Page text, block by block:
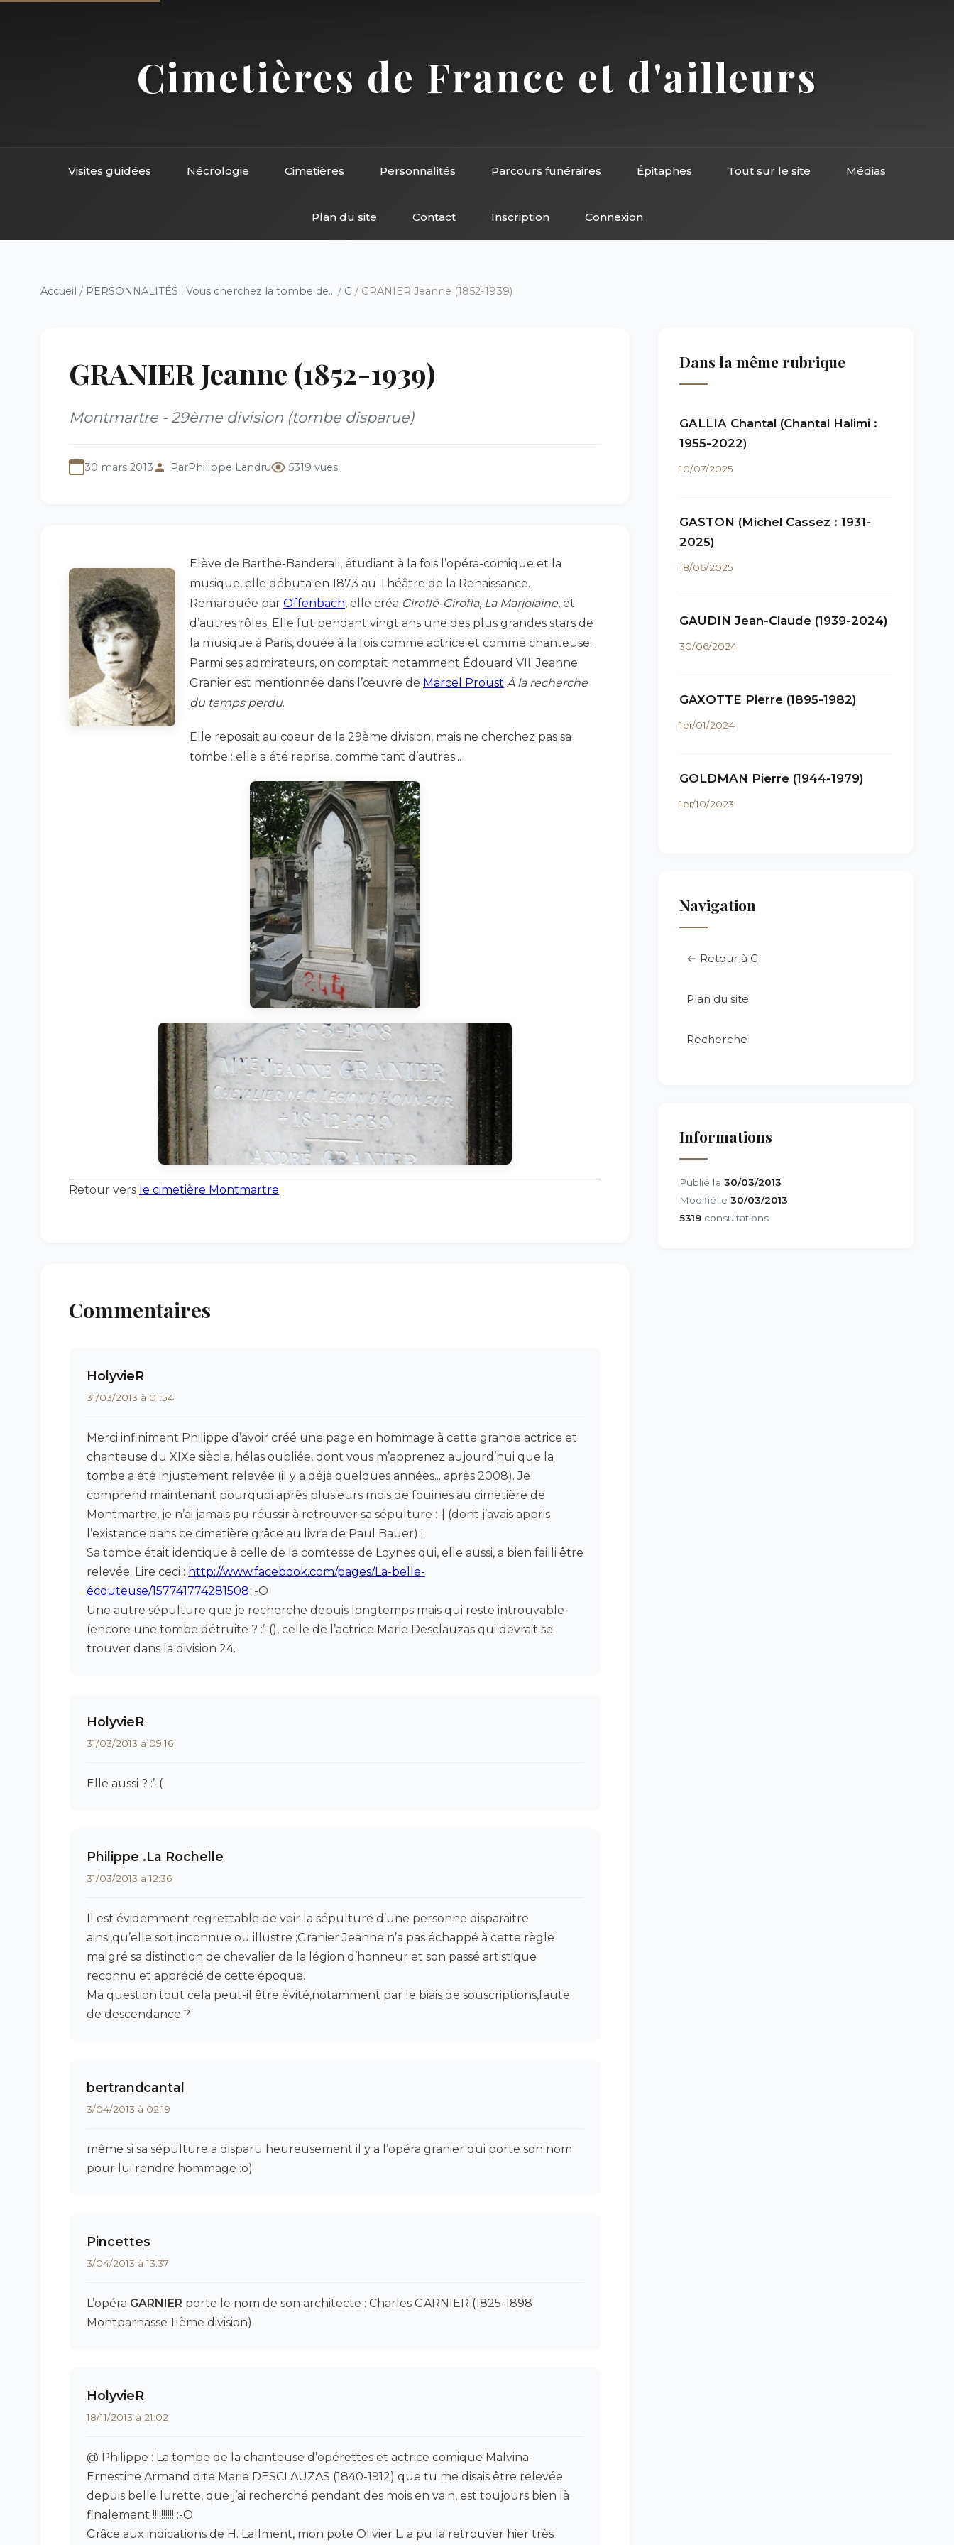
Cimetières de France et d'ailleurs
Visites guidées Nécrologie Cimetières Personnalités Parcours funéraires Épitaphes Tout sur le site Médias
Plan du site Contact Inscription Connexion
Accueil / PERSONNALITÉS : Vous cherchez la tombe de... / G / GRANIER Jeanne (1852-1939)
GRANIER Jeanne (1852-1939)
Montmartre - 29ème division (tombe disparue)
30 mars 2013 ParPhilippe Landru 5319 vues
Elève de Barthe-Banderali, étudiant à la fois l’opéra-comique et la
musique, elle débuta en 1873 au Théâtre de la Renaissance.
Remarquée par Offenbach, elle créa Giroflé-Girofla, La Marjolaine, et
d’autres rôles. Elle fut pendant vingt ans une des plus grandes stars de
la musique à Paris, douée à la fois comme actrice et comme chanteuse.
Parmi ses admirateurs, on comptait notamment Édouard VII. Jeanne
Granier est mentionnée dans l’œuvre de Marcel Proust À la recherche
du temps perdu.
Elle reposait au coeur de la 29ème division, mais ne cherchez pas sa
tombe : elle a été reprise, comme tant d’autres...
Retour vers le cimetière Montmartre
Commentaires
HolyvieR
31/03/2013 à 01:54
Merci infiniment Philippe d’avoir créé une page en hommage à cette grande actrice et
chanteuse du XIXe siècle, hélas oubliée, dont vous m’apprenez aujourd’hui que la
tombe a été injustement relevée (il y a déjà quelques années... après 2008). Je
comprend maintenant pourquoi après plusieurs mois de fouines au cimetière de
Montmartre, je n’ai jamais pu réussir à retrouver sa sépulture :-| (dont j’avais appris
l’existence dans ce cimetière grâce au livre de Paul Bauer) !
Sa tombe était identique à celle de la comtesse de Loynes qui, elle aussi, a bien failli être
relevée. Lire ceci : http://www.facebook.com/pages/La-belle-
écouteuse/157741774281508 :-O
Une autre sépulture que je recherche depuis longtemps mais qui reste introuvable
(encore une tombe détruite ? :’-(), celle de l’actrice Marie Desclauzas qui devrait se
trouver dans la division 24.
HolyvieR
31/03/2013 à 09:16
Elle aussi ? :’-(
Philippe .La Rochelle
31/03/2013 à 12:36
Il est évidemment regrettable de voir la sépulture d’une personne disparaitre
ainsi,qu’elle soit inconnue ou illustre ;Granier Jeanne n’a pas échappé à cette règle
malgré sa distinction de chevalier de la légion d’honneur et son passé artistique
reconnu et apprécié de cette époque.
Ma question:tout cela peut-il être évité,notamment par le biais de souscriptions,faute
de descendance ?
bertrandcantal
3/04/2013 à 02:19
même si sa sépulture a disparu heureusement il y a l’opéra granier qui porte son nom
pour lui rendre hommage :o)
Pincettes
3/04/2013 à 13:37
L’opéra GARNIER porte le nom de son architecte : Charles GARNIER (1825-1898
Montparnasse 11ème division)
HolyvieR
18/11/2013 à 21:02
@ Philippe : La tombe de la chanteuse d’opérettes et actrice comique Malvina-
Ernestine Armand dite Marie DESCLAUZAS (1840-1912) que tu me disais être relevée
depuis belle lurette, que j’ai recherché pendant des mois en vain, est toujours bien là
finalement !!!!!!!!!! :-O
Grâce aux indications de H. Lallment, mon pote Olivier L. a pu la retrouver hier très
Dans la même rubrique
GALLIA Chantal (Chantal Halimi :
1955-2022)
10/07/2025
GASTON (Michel Cassez : 1931-
2025)
18/06/2025
GAUDIN Jean-Claude (1939-2024)
30/06/2024
GAXOTTE Pierre (1895-1982)
1er/01/2024
GOLDMAN Pierre (1944-1979)
1er/10/2023
Navigation
← Retour à G
Plan du site
Recherche
Informations
Publié le 30/03/2013
Modifié le 30/03/2013
5319 consultations